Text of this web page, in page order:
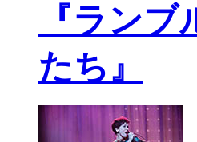
『ラン
たち』